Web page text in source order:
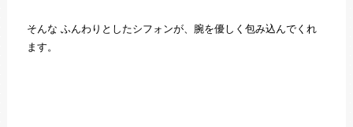
そんな ふんわりとしたシフォンが、腕を優しく包み込んでくれ
ます。